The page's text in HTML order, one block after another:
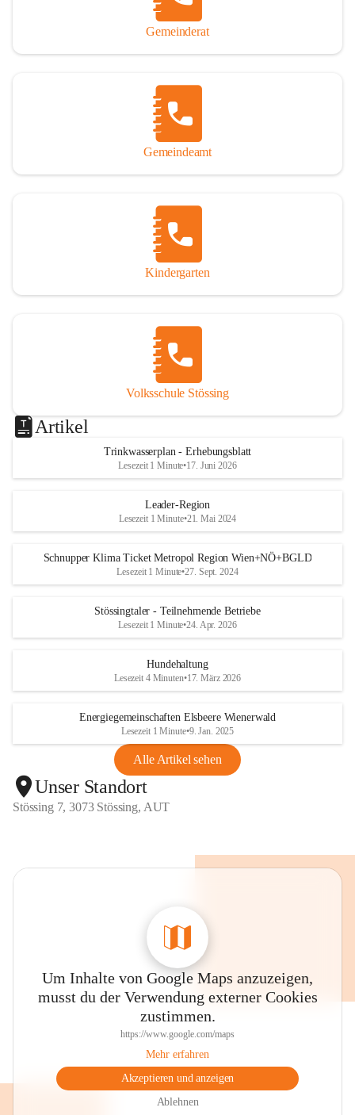
Gemeinderat
Gemeindeamt
Kindergarten
Volksschule Stössing
Artikel
Trinkwasserplan - Erhebungsblatt
Lesezeit 1 Minute•17. Juni 2026
Leader-Region
Lesezeit 1 Minute•21. Mai 2024
Schnupper Klima Ticket Metropol Region Wien+NÖ+BGLD
Lesezeit 1 Minute•27. Sept. 2024
Stössingtaler - Teilnehmende Betriebe
Lesezeit 1 Minute•24. Apr. 2026
Hundehaltung
Lesezeit 4 Minuten•17. März 2026
Energiegemeinschaften Elsbeere Wienerwald
Lesezeit 1 Minute•9. Jan. 2025
Alle Artikel sehen
Unser Standort
Stössing 7, 3073 Stössing, AUT
Um Inhalte von Google Maps anzuzeigen,
musst du der Verwendung externer Cookies
zustimmen.
https://www.google.com/maps
Mehr erfahren
Akzeptieren und anzeigen
Ablehnen